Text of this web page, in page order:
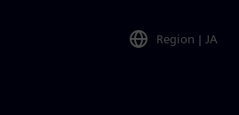
Region | JA